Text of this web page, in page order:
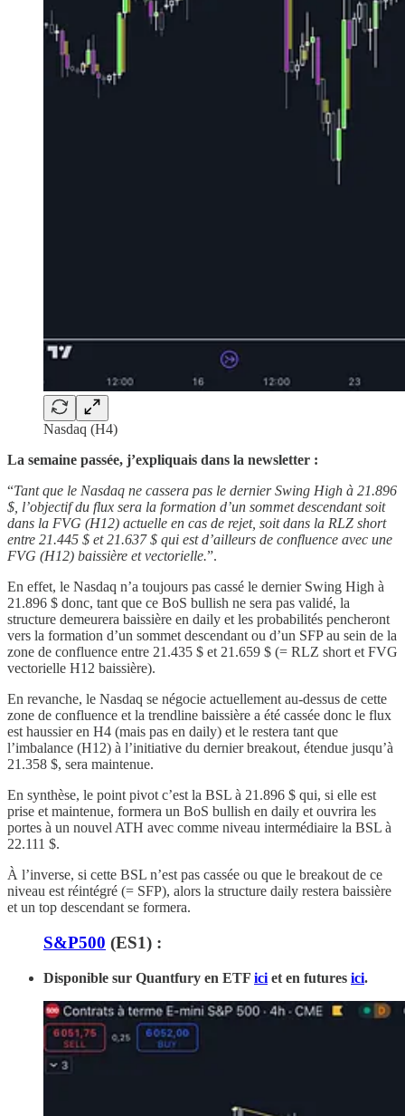
Nasdaq (H4)
La semaine passée, j’expliquais dans la newsletter :
“Tant que le Nasdaq ne cassera pas le dernier Swing High à 21.896
$, l’objectif du flux sera la formation d’un sommet descendant soit
dans la FVG (H12) actuelle en cas de rejet, soit dans la RLZ short
entre 21.445 $ et 21.637 $ qui est d’ailleurs de confluence avec une
FVG (H12) baissière et vectorielle.”.
En effet, le Nasdaq n’a toujours pas cassé le dernier Swing High à
21.896 $ donc, tant que ce BoS bullish ne sera pas validé, la
structure demeurera baissière en daily et les probabilités pencheront
vers la formation d’un sommet descendant ou d’un SFP au sein de la
zone de confluence entre 21.435 $ et 21.659 $ (= RLZ short et FVG
vectorielle H12 baissière).
En revanche, le Nasdaq se négocie actuellement au-dessus de cette
zone de confluence et la trendline baissière a été cassée donc le flux
est haussier en H4 (mais pas en daily) et le restera tant que
l’imbalance (H12) à l’initiative du dernier breakout, étendue jusqu’à
21.358 $, sera maintenue.
En synthèse, le point pivot c’est la BSL à 21.896 $ qui, si elle est
prise et maintenue, formera un BoS bullish en daily et ouvrira les
portes à un nouvel ATH avec comme niveau intermédiaire la BSL à
22.111 $.
À l’inverse, si cette BSL n’est pas cassée ou que le breakout de ce
niveau est réintégré (= SFP), alors la structure daily restera baissière
et un top descendant se formera.
S&P500 (ES1) :
Disponible sur Quantfury en ETF ici et en futures ici.